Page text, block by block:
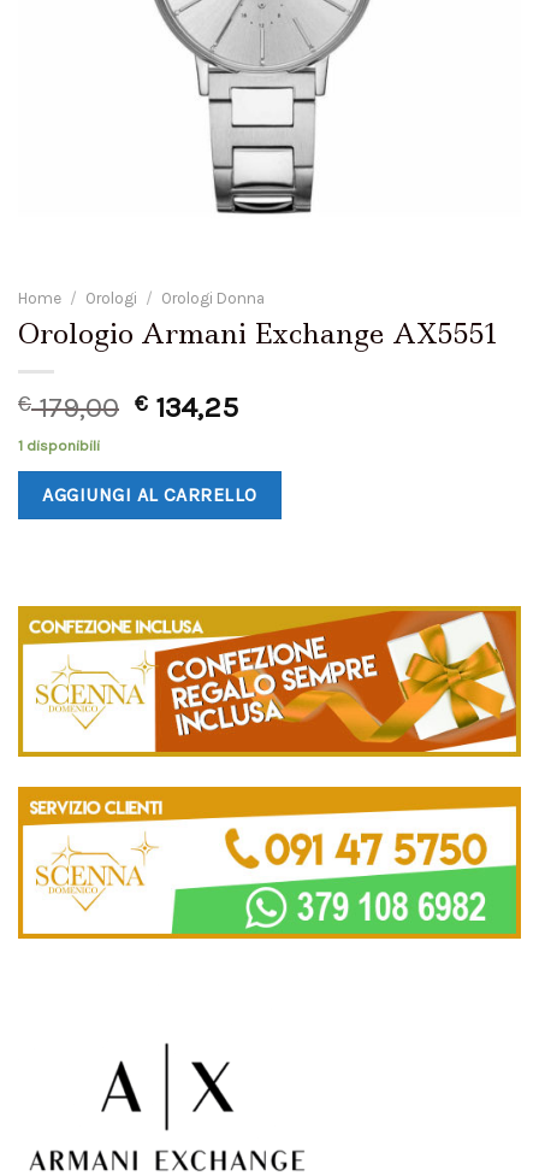
Home / Orologi / Orologi Donna
Orologio Armani Exchange AX5551
€179,00 € 134,25
1 disponibili
AGGIUNGI AL CARRELLO